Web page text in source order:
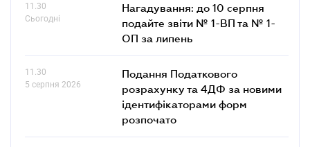
11.30
Сьогодні
Нагадування: до 10 серпня
подайте звіти № 1-ВП та № 1-
ОП за липень
11.30
5 серпня 2026
Подання Податкового
розрахунку та 4ДФ за новими
ідентифікаторами форм
розпочато